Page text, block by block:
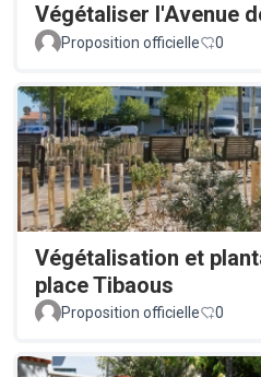
Végétaliser l'Avenue
Proposition officielle
0
Végétalisation et
place Tibaous
Proposition officielle 0